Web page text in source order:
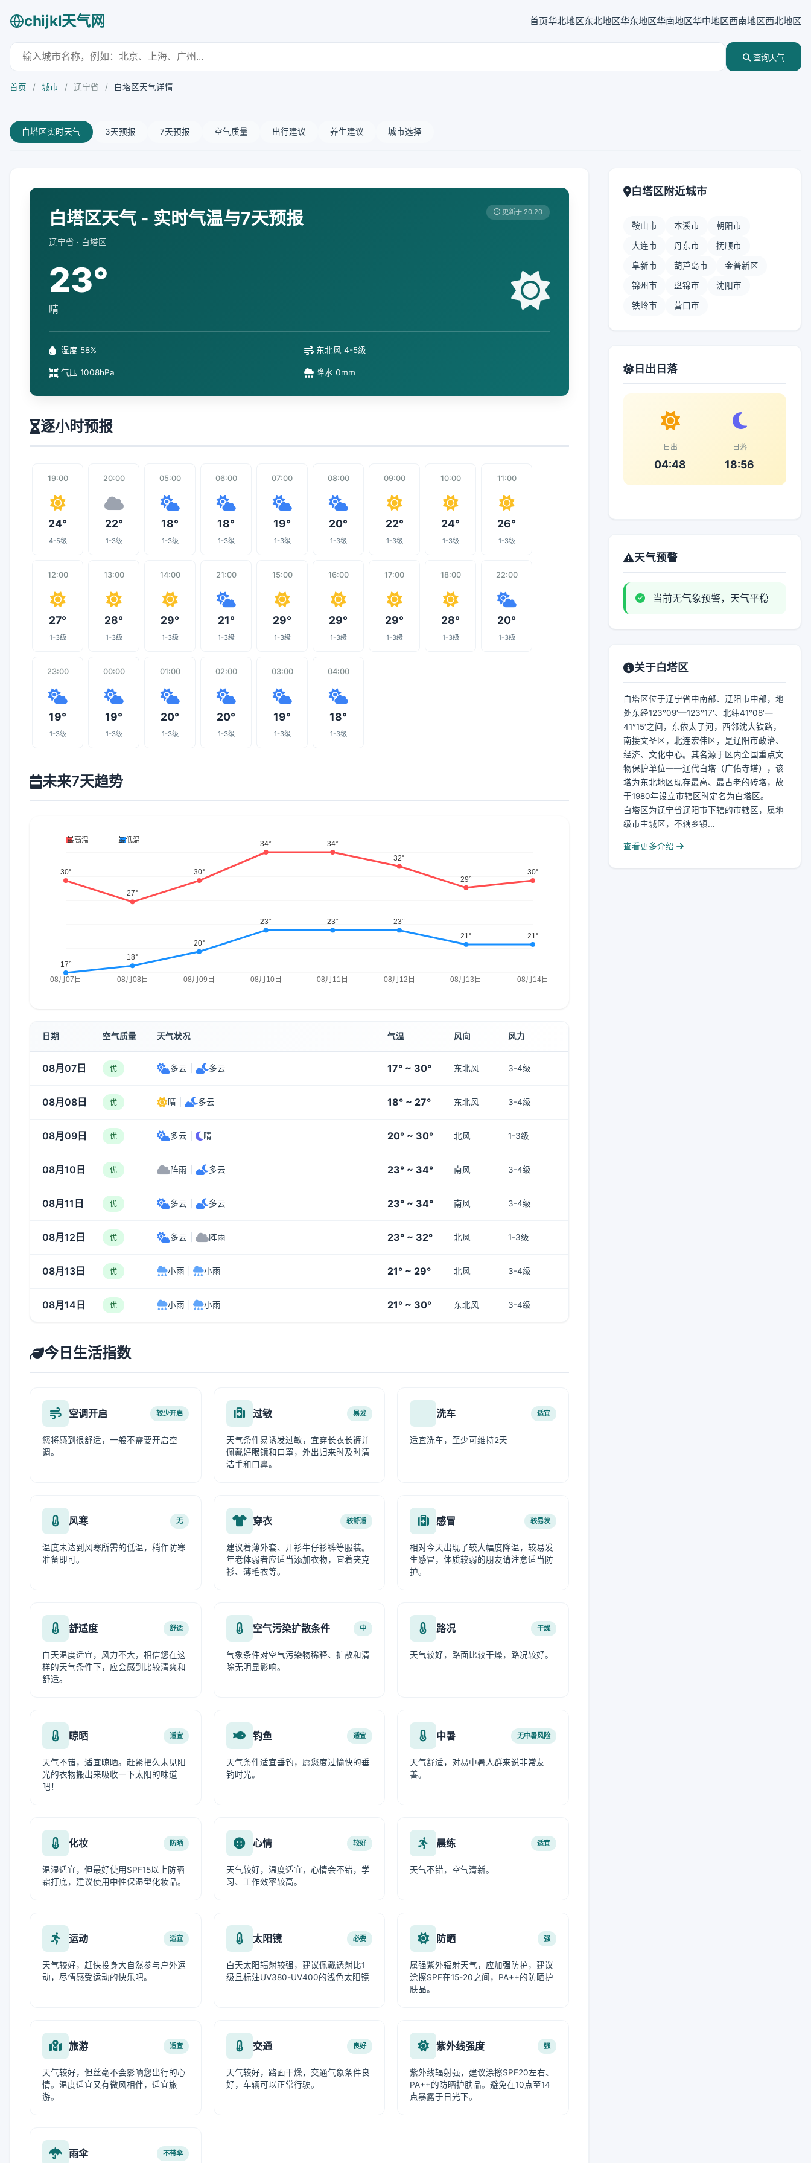
chijkl天气网 首页华北地区东北地区华东地区华南地区华中地区西南地区西北地区
查询天气
首页 / 城市 / 辽宁省 / 白塔区天气详情
白塔区实时天气 3天预报 7天预报 空气质量 出行建议 养生建议 城市选择
白塔区天气 - 实时气温与7天预报
辽宁省 · 白塔区
更新于 20:20
23°
晴
湿度 58% 东北风 4-5级
气压 1008hPa 降水 0mm
逐小时预报
19:00
24°
4-5级
20:00
22°
1-3级
05:00
18°
1-3级
06:00
18°
1-3级
07:00
19°
1-3级
08:00
20°
1-3级
09:00
22°
1-3级
10:00
24°
1-3级
11:00
26°
1-3级
12:00
27°
1-3级
13:00
28°
1-3级
14:00
29°
1-3级
21:00
21°
1-3级
15:00
29°
1-3级
16:00
29°
1-3级
17:00
29°
1-3级
18:00
28°
1-3级
22:00
20°
1-3级
23:00
19°
1-3级
00:00
19°
1-3级
01:00
20°
1-3级
02:00
20°
1-3级
03:00
19°
1-3级
04:00
18°
1-3级
未来7天趋势
日期 空气质量 天气状况 气温 风向 风力
08月07日 优 多云 多云 17° ~ 30° 东北风 3-4级
08月08日 优 晴 多云 18° ~ 27° 东北风 3-4级
08月09日 优 多云 晴 20° ~ 30° 北风 1-3级
08月10日 优 阵雨 多云 23° ~ 34° 南风 3-4级
08月11日 优 多云 多云 23° ~ 34° 南风 3-4级
08月12日 优 多云 阵雨 23° ~ 32° 北风 1-3级
08月13日 优 小雨 小雨 21° ~ 29° 北风 3-4级
08月14日 优 小雨 小雨 21° ~ 30° 东北风 3-4级
今日生活指数
空调开启 较少开启
您将感到很舒适，一般不需要开启空
调。
过敏 易发
天气条件易诱发过敏，宜穿长衣长裤并
佩戴好眼镜和口罩，外出归来时及时清
洁手和口鼻。
洗车 适宜
适宜洗车，至少可维持2天
风寒 无
温度未达到风寒所需的低温，稍作防寒
准备即可。
穿衣 较舒适
建议着薄外套、开衫牛仔衫裤等服装。
年老体弱者应适当添加衣物，宜着夹克
衫、薄毛衣等。
感冒 较易发
相对今天出现了较大幅度降温，较易发
生感冒，体质较弱的朋友请注意适当防
护。
舒适度 舒适
白天温度适宜，风力不大，相信您在这
样的天气条件下，应会感到比较清爽和
舒适。
空气污染扩散条件 中
气象条件对空气污染物稀释、扩散和清
除无明显影响。
路况 干燥
天气较好，路面比较干燥，路况较好。
晾晒 适宜
天气不错，适宜晾晒。赶紧把久未见阳
光的衣物搬出来吸收一下太阳的味道
吧！
钓鱼 适宜
天气条件适宜垂钓，愿您度过愉快的垂
钓时光。
中暑 无中暑风险
天气舒适，对易中暑人群来说非常友
善。
化妆 防晒
温湿适宜，但最好使用SPF15以上防晒
霜打底，建议使用中性保湿型化妆品。
心情 较好
天气较好，温度适宜，心情会不错，学
习、工作效率较高。
晨练 适宜
天气不错，空气清新。
运动 适宜
天气较好，赶快投身大自然参与户外运
动，尽情感受运动的快乐吧。
太阳镜 必要
白天太阳辐射较强，建议佩戴透射比1
级且标注UV380-UV400的浅色太阳镜
防晒 强
属强紫外辐射天气，应加强防护，建议
涂擦SPF在15-20之间，PA++的防晒护
肤品。
旅游 适宜
天气较好，但丝毫不会影响您出行的心
情。温度适宜又有微风相伴，适宜旅
游。
交通 良好
天气较好，路面干燥，交通气象条件良
好，车辆可以正常行驶。
紫外线强度 强
紫外线辐射强，建议涂擦SPF20左右、
PA++的防晒护肤品。避免在10点至14
点暴露于日光下。
雨伞 不带伞
白塔区附近城市
鞍山市 本溪市 朝阳市
大连市 丹东市 抚顺市
阜新市 葫芦岛市 金普新区
锦州市 盘锦市 沈阳市
铁岭市 营口市
日出日落
日出
04:48
日落
18:56
天气预警
当前无气象预警，天气平稳
关于白塔区
白塔区位于辽宁省中南部、辽阳市中部，地
处东经123°09′—123°17′、北纬41°08′—
41°15′之间，东依太子河，西邻沈大铁路，
南接文圣区，北连宏伟区，是辽阳市政治、
经济、文化中心。其名源于区内全国重点文
物保护单位——辽代白塔（广佑寺塔），该
塔为东北地区现存最高、最古老的砖塔，故
于1980年设立市辖区时定名为白塔区。
白塔区为辽宁省辽阳市下辖的市辖区，属地
级市主城区，不辖乡镇...
查看更多介绍